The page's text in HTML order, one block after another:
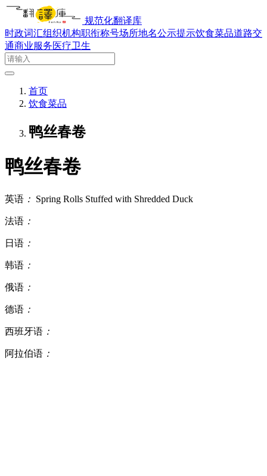
规范化翻译库
时政词汇组织机构职衔称号场所地名公示提示饮食菜品道路交
通商业服务医疗卫生
首页
饮食菜品
鸭丝春卷
鸭丝春卷
英语 ： Spring Rolls Stuffed with Shredded Duck
法语 ：
日语 ：
韩语 ：
俄语 ：
德语 ：
西班牙语 ：
阿拉伯语 ：